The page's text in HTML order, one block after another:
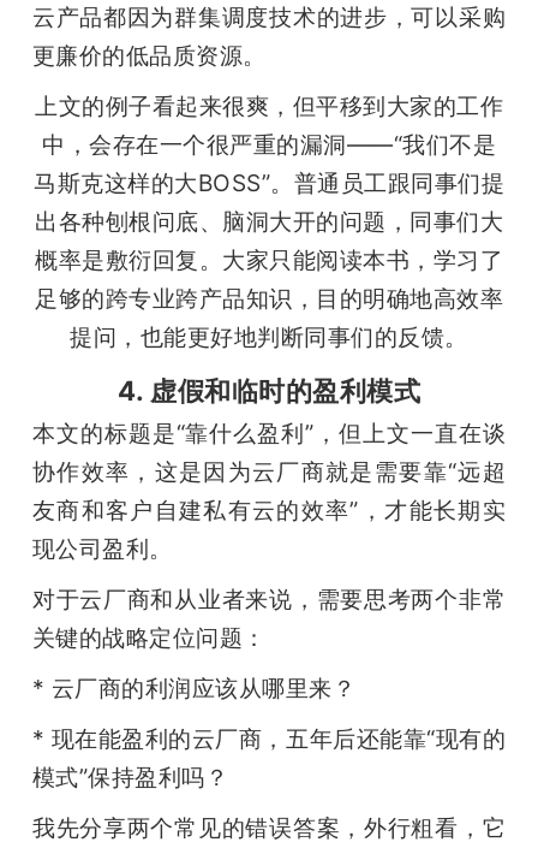
云产品都因为群集调度技术的进步，可以采购
更廉价的低品质资源。
上文的例子看起来很爽，但平移到大家的工作
中，会存在一个很严重的漏洞——“我们不是
马斯克这样的大BOSS”。普通员工跟同事们提
出各种刨根问底、脑洞大开的问题，同事们大
概率是敷衍回复。大家只能阅读本书，学习了
足够的跨专业跨产品知识，目的明确地高效率
提问，也能更好地判断同事们的反馈。
4. 虚假和临时的盈利模式
本文的标题是“靠什么盈利”，但上文一直在谈
协作效率，这是因为云厂商就是需要靠“远超
友商和客户自建私有云的效率”，才能长期实
现公司盈利。
对于云厂商和从业者来说，需要思考两个非常
关键的战略定位问题：
* 云厂商的利润应该从哪里来？
* 现在能盈利的云厂商，五年后还能靠“现有的
模式”保持盈利吗？
我先分享两个常见的错误答案，外行粗看，它